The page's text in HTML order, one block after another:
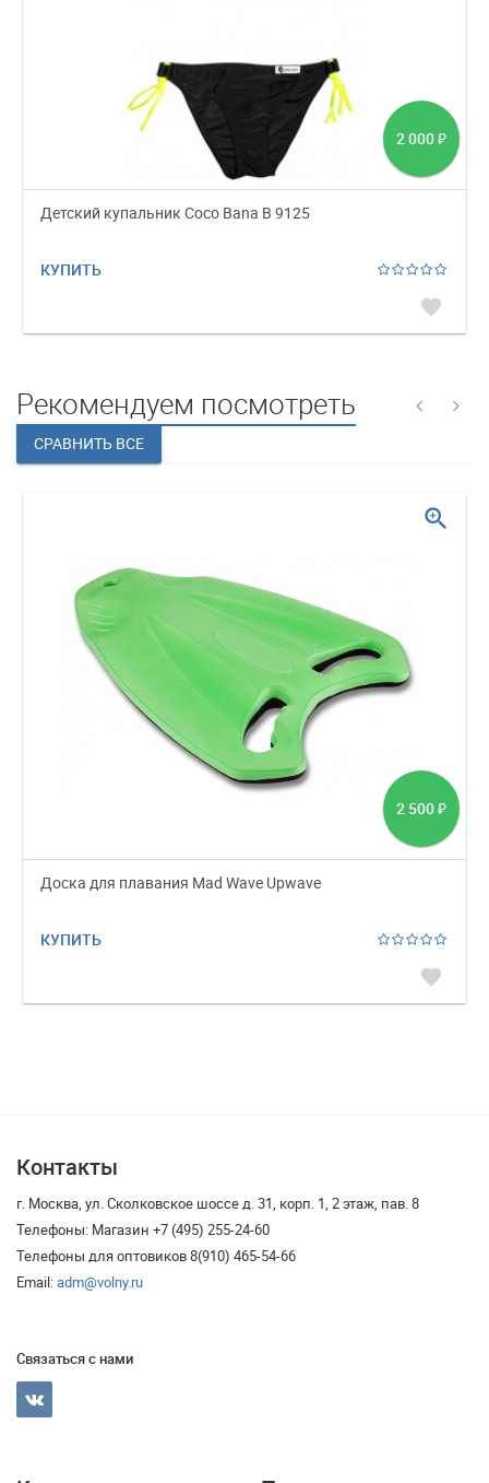
2 000 ₽
Детский купальник Coco Bana B 9125
КУПИТЬ
favorite
Рекомендуем посмотреть
2 500 ₽
Доска для плавания Mad Wave Upwave
КУПИТЬ
favorite
zoom_in
Контакты
г. Москва, ул. Сколковское шоссе д. 31, корп. 1, 2 этаж, пав. 8
Телефоны: Магазин +7 (495) 255-24-60
Телефоны для оптовиков 8(910) 465-54-66
Email:adm@volny.ru
Связаться с нами